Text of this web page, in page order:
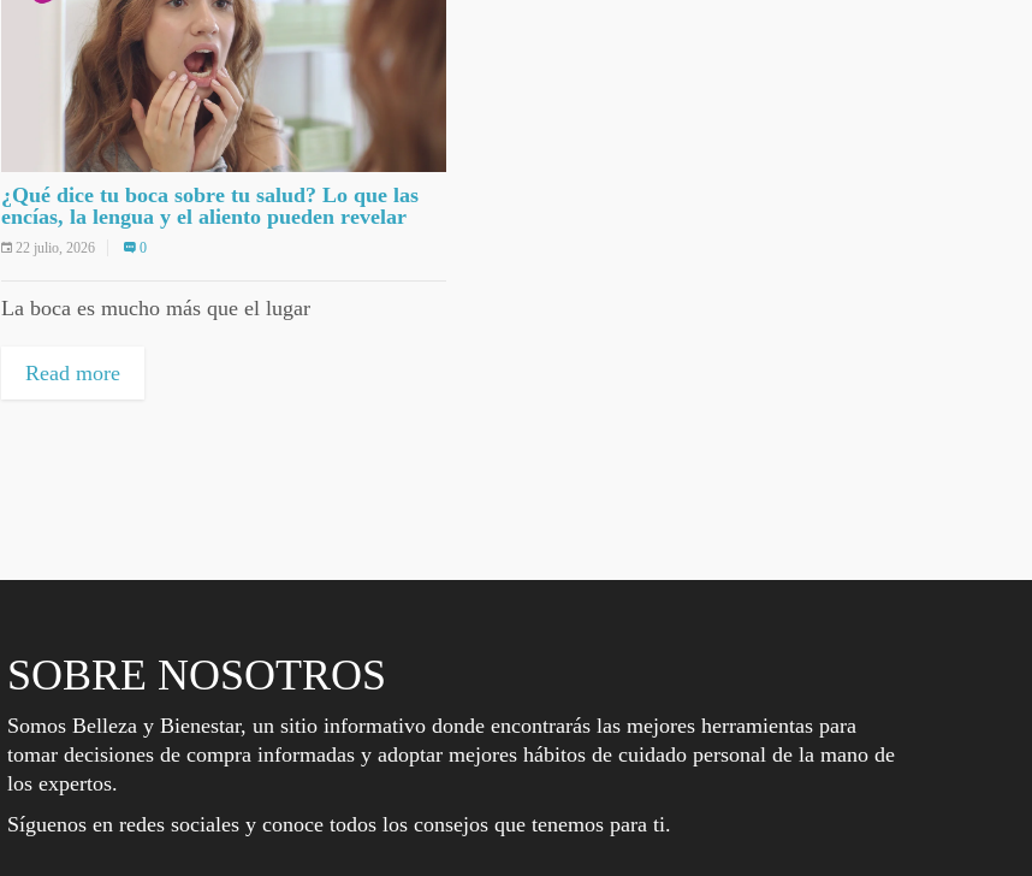
¿Qué dice tu boca sobre tu salud? Lo que las
encías, la lengua y el aliento pueden revelar
22 julio, 2026 0
La boca es mucho más que el lugar
Read more
SOBRE NOSOTROS
Somos Belleza y Bienestar, un sitio informativo donde encontrarás las mejores herramientas para
tomar decisiones de compra informadas y adoptar mejores hábitos de cuidado personal de la mano de
los expertos.
Síguenos en redes sociales y conoce todos los consejos que tenemos para ti.